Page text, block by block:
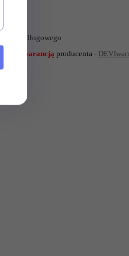
podłogowego
gwarancją producenta -